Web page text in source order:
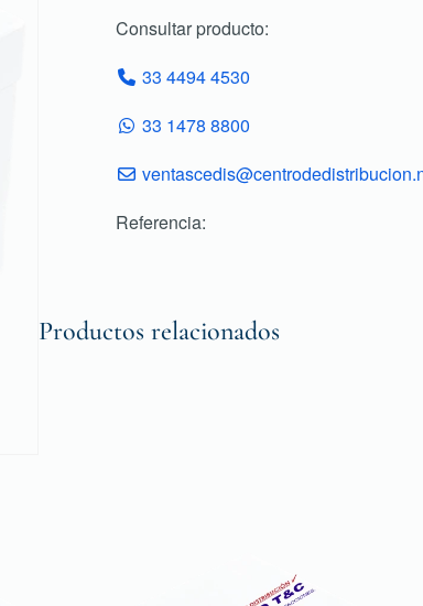
Consultar producto:
33 4494 4530
33 1478 8800
Referencia:
Productos relacionados